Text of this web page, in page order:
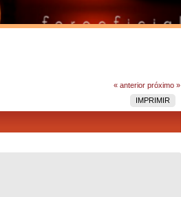
« anterior próximo »
IMPRIMIR